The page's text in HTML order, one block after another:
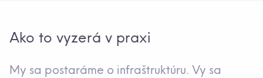
Ako to vyzerá v praxi
My sa postaráme o infraštruktúru. Vy sa